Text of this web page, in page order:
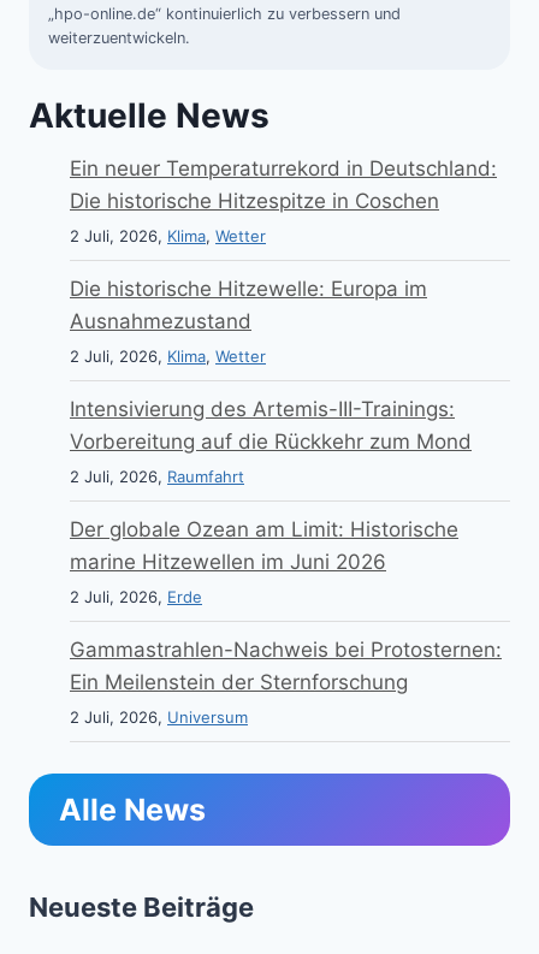
„hpo-online.de“ kontinuierlich zu verbessern und
weiterzuentwickeln.
Aktuelle News
Ein neuer Temperaturrekord in Deutschland:
Die historische Hitzespitze in Coschen
2 Juli, 2026, Klima, Wetter
Die historische Hitzewelle: Europa im
Ausnahmezustand
2 Juli, 2026, Klima, Wetter
Intensivierung des Artemis-III-Trainings:
Vorbereitung auf die Rückkehr zum Mond
2 Juli, 2026, Raumfahrt
Der globale Ozean am Limit: Historische
marine Hitzewellen im Juni 2026
2 Juli, 2026, Erde
Gammastrahlen-Nachweis bei Protosternen:
Ein Meilenstein der Sternforschung
2 Juli, 2026, Universum
Alle News
Neueste Beiträge